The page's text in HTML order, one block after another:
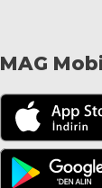
MAG